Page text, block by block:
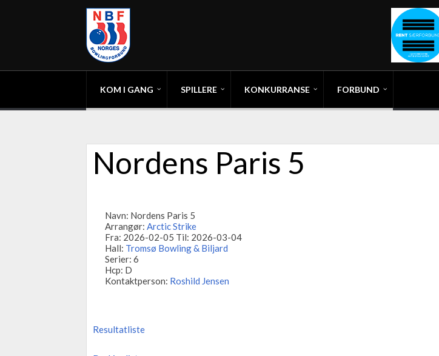
KOM I GANG SPILLERE KONKURRANSE FORBUND
Nordens Paris 5
Navn: Nordens Paris 5
Arrangør: Arctic Strike
Fra: 2026-02-05 Til: 2026-03-04
Hall: Tromsø Bowling & Biljard
Serier: 6
Hcp: D
Kontaktperson: Roshild Jensen
Resultatliste